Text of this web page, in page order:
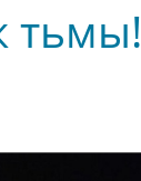
тьмы!